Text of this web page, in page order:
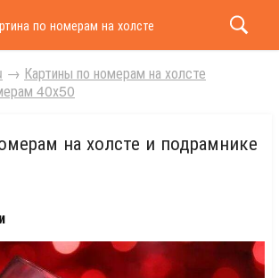
по номерам на холсте и подрамнике 40х50
→ Картины по номерам на холсте
40х50
на холсте и подрамнике